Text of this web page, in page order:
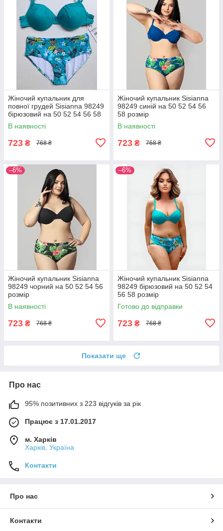
Жіночий купальник для
повної грудей Sisianna 98249
бірюзовий на 50 52 54 56 58
розмір
В наявності
723 ₴ 768 ₴
Жіночий купальник Sisianna
98249 синій на 50 52 54 56
58 розмір
В наявності
723 ₴ 768 ₴
–6%
Жіночий купальник Sisianna
98249 чорний на 50 52 54 56
розмір
В наявності
723 ₴ 768 ₴
–6%
Жіночий купальник Sisianna
98249 бірюзовий на 50 52 54
56 58 розмір
Готово до відправки
723 ₴ 768 ₴
Показати ще
Про нас
95% позитивних з 223 відгуків за рік
Працює з 17.01.2017
м. Харків
Харків, Україна
Контакти
Про нас
Контакти